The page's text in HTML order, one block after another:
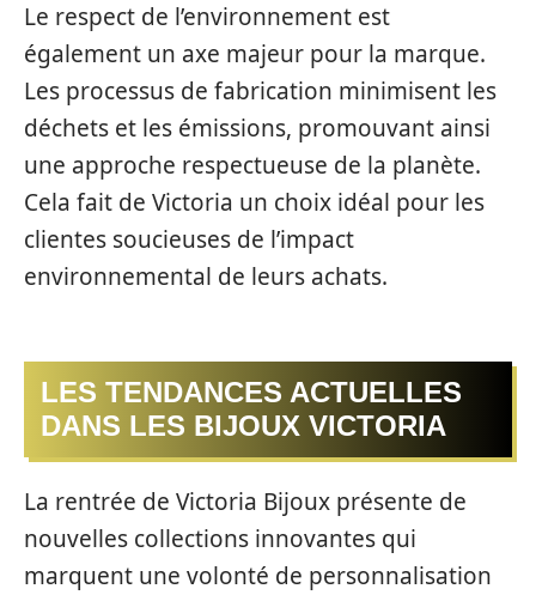
Le respect de l’environnement est
également un axe majeur pour la marque.
Les processus de fabrication minimisent les
déchets et les émissions, promouvant ainsi
une approche respectueuse de la planète.
Cela fait de Victoria un choix idéal pour les
clientes soucieuses de l’impact
environnemental de leurs achats.
LES TENDANCES ACTUELLES
DANS LES BIJOUX VICTORIA
La rentrée de Victoria Bijoux présente de
nouvelles collections innovantes qui
marquent une volonté de personnalisation